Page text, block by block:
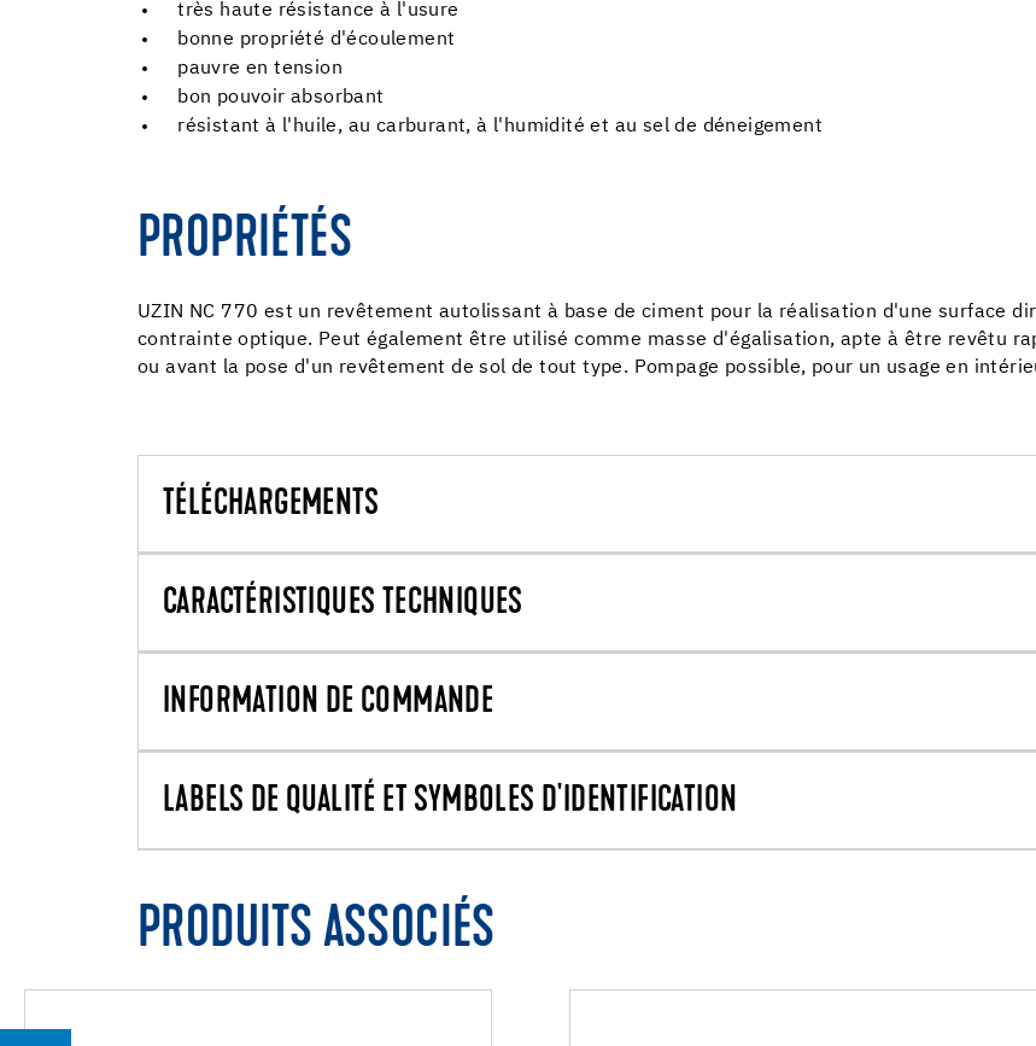
très haute résistance à l'usure
bonne propriété d'écoulement
pauvre en tension
bon pouvoir absorbant
résistant à l'huile, au carburant, à l'humidité et au sel de déneigement
PROPRIÉTÉS
UZIN NC 770 est un revêtement autolissant à base de ciment pour la réalisation d'une surface
contrainte optique. Peut également être utilisé comme masse d'égalisation, apte à être revêtu
ou avant la pose d'un revêtement de sol de tout type. Pompage possible, pour un usage en
TÉLÉCHARGEMENTS
CARACTÉRISTIQUES TECHNIQUES
INFORMATION DE COMMANDE
LABELS DE QUALITÉ ET SYMBOLES D'IDENTIFICATION
PRODUITS ASSOCIÉS